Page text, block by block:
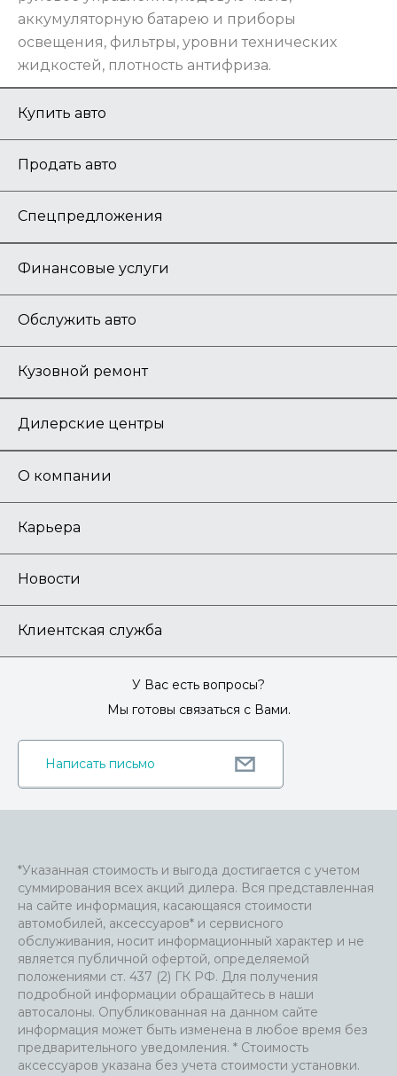
аккумуляторную батарею и приборы
освещения, фильтры, уровни технических
жидкостей, плотность антифриза.
Купить авто
Продать авто
Спецпредложения
Финансовые услуги
Обслужить авто
Кузовной ремонт
Дилерские центры
О компании
Карьера
Новости
Клиентская служба
У Вас есть вопросы?
Мы готовы связаться с Вами.
Написать письмо
*Указанная стоимость и выгода достигается с учетом
суммирования всех акций дилера. Вся представленная
на сайте информация, касающаяся стоимости
автомобилей, аксессуаров* и сервисного
обслуживания, носит информационный характер и не
является публичной офертой, определяемой
положениями ст. 437 (2) ГК РФ. Для получения
подробной информации обращайтесь в наши
автосалоны. Опубликованная на данном сайте
информация может быть изменена в любое время без
предварительного уведомления. * Стоимость
аксессуаров указана без учета стоимости установки.